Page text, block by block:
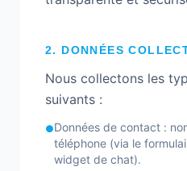
2. DONNÉES
Nous collectons les
suivants :
●Données de contact :
téléphone (via le
widget de chat).